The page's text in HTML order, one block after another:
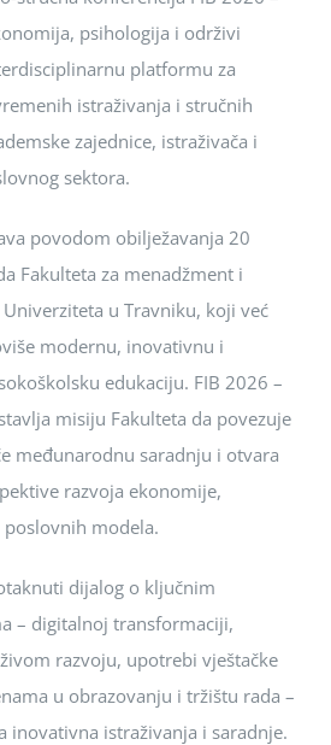
psihologija i održivi
platformu za
istraživanja i stručnih
zajednice, istraživača i
sektora.
povodom obilježavanja 20
Fakulteta za menadžment i
u Travniku, koji već
modernu, inovativnu i
edukaciju. FIB 2026 –
misiju Fakulteta da povezuje
međunarodnu saradnju i otvara
razvoja ekonomije,
modela.
dijalog o ključnim
– digitalnoj transformaciji,
razvoju, upotrebi vještačke
u obrazovanju i tržištu rada –
inovativna istraživanja i saradnje.